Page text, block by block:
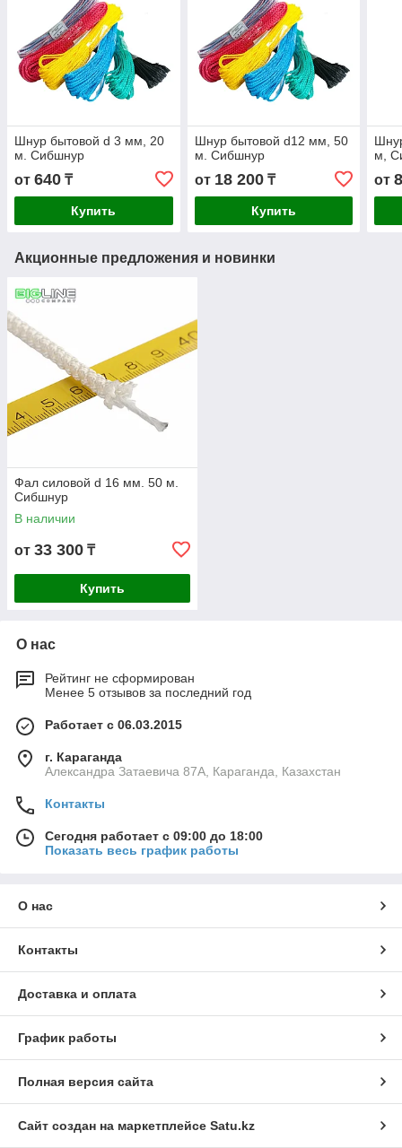
Шнур бытовой d 3 мм, 20
м. Сибшнур
от 640 ₸
Купить
Шнур бытовой d12 мм, 50
м. Сибшнур
от 18 200₸
Купить
м,
от
Акционные предложения и новинки
Фал силовой d 16 мм. 50 м.
Сибшнур
В наличии
от 33 300 ₸
Купить
О нас
Рейтинг не сформирован
Менее 5 отзывов за последний год
Работает с 06.03.2015
г. Караганда
Александра Затаевича 87А, Караганда, Казахстан
Контакты
Сегодня работает с 09:00 до 18:00
Показать весь график работы
О нас
Контакты
Доставка и оплата
График работы
Полная версия сайта
Сайт создан на маркетплейсе Satu.kz